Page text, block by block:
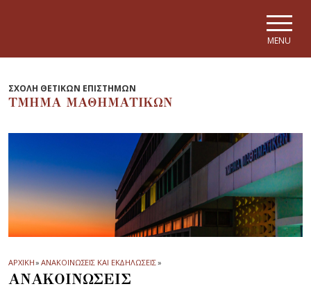
MENU
ΣΧΟΛΗ ΘΕΤΙΚΩΝ ΕΠΙΣΤΗΜΩΝ
ΤΜΗΜΑ ΜΑΘΗΜΑΤΙΚΩΝ
ΑΡΧΙΚΗ» ΑΝΑΚΟΙΝΩΣΕΙΣ ΚΑΙ ΕΚΔΗΛΩΣΕΙΣ»
ΑΝΑΚΟΙΝΩΣΕΙΣ